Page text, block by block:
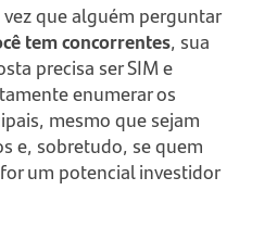
vez que alguém perguntar
tem concorrentes, sua
precisa ser SIM e
enumerar os
mesmo que sejam
e, sobretudo, se quem
um potencial investidor